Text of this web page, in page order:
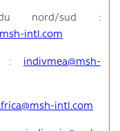
du nord/sud :
intl.com
: indivmea@msh-
intl.com